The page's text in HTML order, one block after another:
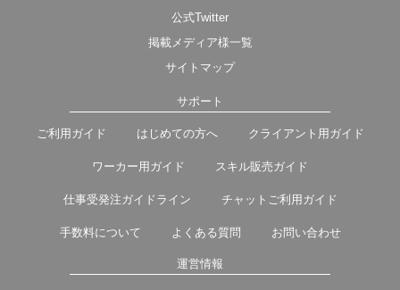
公式Twitter
掲載メディア様一覧
サイトマップ
サポート
ご利用ガイド はじめての方へ クライアント用ガイド
ワーカー用ガイド スキル販売ガイド
仕事受発注ガイドライン チャットご利用ガイド
手数料について よくある質問 お問い合わせ
運営情報